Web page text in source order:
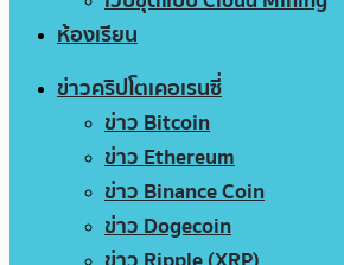
ห้องเรียน
ข่าวคริปโตเคอเรนซี่
ข่าว Bitcoin
ข่าว Ethereum
ข่าว Binance Coin
ข่าว Dogecoin